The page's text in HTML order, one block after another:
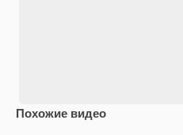
Похожие видео